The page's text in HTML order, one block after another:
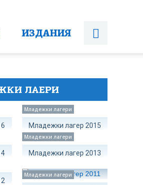
ИЗДАНИЯ
ЛАЕРИ
Младежки лагери
Младежки лагер 2015
Младежки лагери
Младежки лагер 2013
Младежки лагери